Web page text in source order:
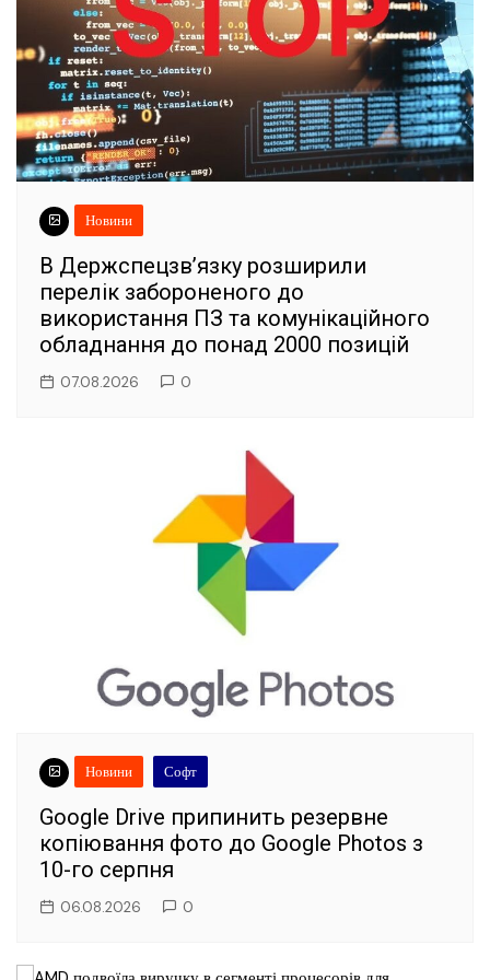
Новини
В Держспецзв’язку розширили
перелік забороненого до
використання ПЗ та комунікаційного
обладнання до понад 2000 позицій
07.08.2026 0
Новини Софт
Google Drive припинить резервне
копіювання фото до Google Photos з
10-го серпня
06.08.2026 0